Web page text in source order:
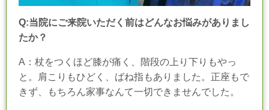
Q:当院にご来院いただく前はどんなお悩みがありまし
たか？
A ：杖をつくほど膝が痛く、階段の上り下りもやっ
と。肩こりもひどく、ばね指もありました。正座もで
きず、もちろん家事なんて一切できませんでした。